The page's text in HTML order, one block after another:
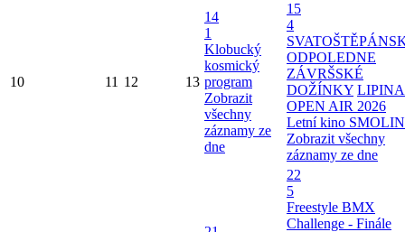
10 11 12 13
14
1
Klobucký
kosmický
program
Zobrazit
všechny
záznamy ze
dne
15
4
ODPOLEDNE
ZÁVRŠSKÉ
DOŽÍNKY LIPINA
OPEN AIR 2026
Letní kino
Zobrazit všechny
záznamy ze dne
22
5
Freestyle BMX
Challenge - Finále